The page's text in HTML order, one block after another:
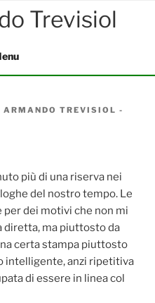
ARMANDO TREVISIOL -
più di una riserva nei
del nostro tempo. Le
dei motivi che non mi
diretta, ma piuttosto da
certa stampa piuttosto
intelligente, anzi ripetitiva
di essere in linea col